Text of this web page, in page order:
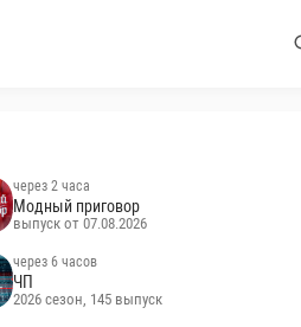
через 2 часа
Модный приговор
выпуск от 07.08.2026
через 6 часов
ЧП
2026 сезон, 145 выпуск